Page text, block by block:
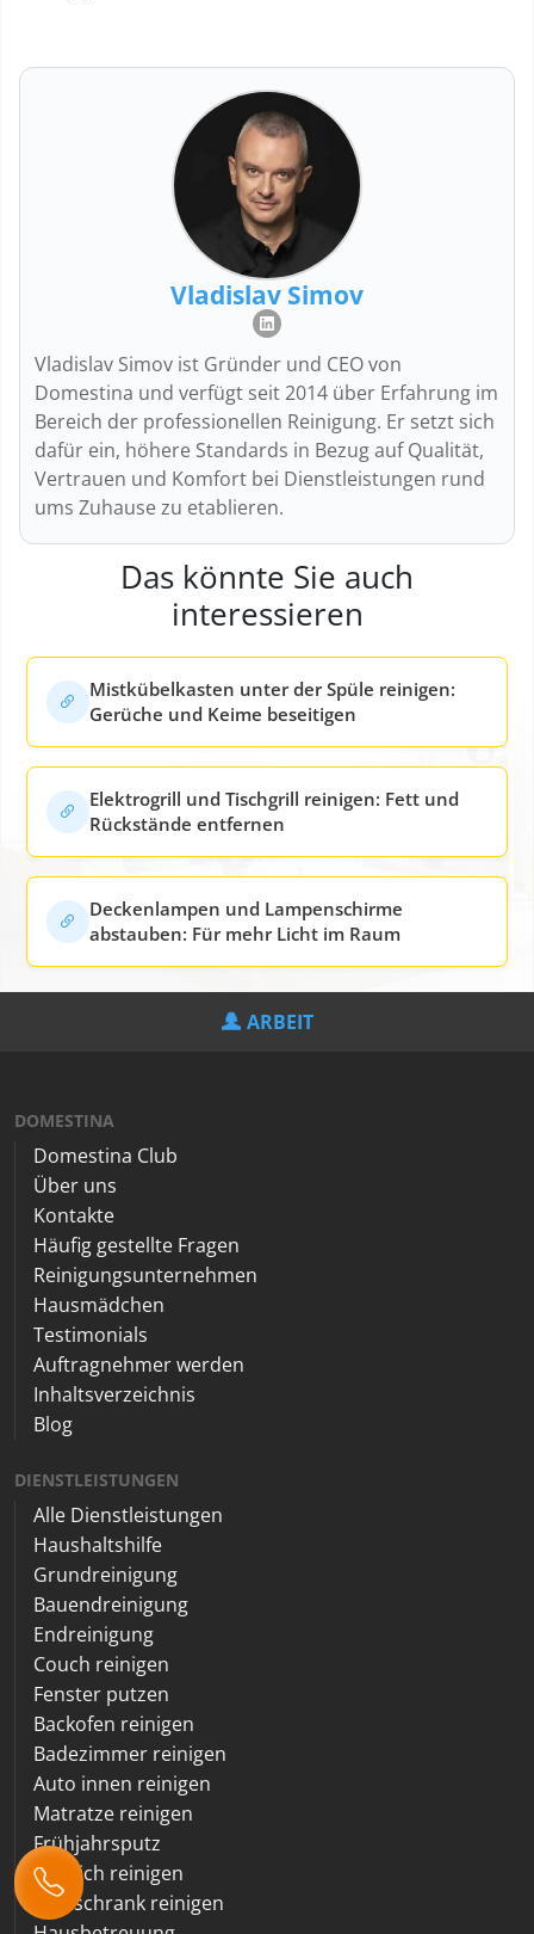
Vladislav Simov
Vladislav Simov ist Gründer und CEO von
Domestina und verfügt seit 2014 über Erfahrung im
Bereich der professionellen Reinigung. Er setzt sich
dafür ein, höhere Standards in Bezug auf Qualität,
Vertrauen und Komfort bei Dienstleistungen rund
ums Zuhause zu etablieren.
Das könnte Sie auch
interessieren
Mistkübelkasten unter der Spüle reinigen:
Gerüche und Keime beseitigen
Elektrogrill und Tischgrill reinigen: Fett und
Rückstände entfernen
Deckenlampen und Lampenschirme
abstauben: Für mehr Licht im Raum
ARBEIT
DOMESTINA
Domestina Club
Über uns
Kontakte
Häufig gestellte Fragen
Reinigungsunternehmen
Hausmädchen
Testimonials
Auftragnehmer werden
Inhaltsverzeichnis
Blog
DIENSTLEISTUNGEN
Alle Dienstleistungen
Haushaltshilfe
Grundreinigung
Bauendreinigung
Endreinigung
Couch reinigen
Fenster putzen
Backofen reinigen
Badezimmer reinigen
Auto innen reinigen
Matratze reinigen
Frühjahrsputz
Teppich reinigen
Kühlschrank reinigen